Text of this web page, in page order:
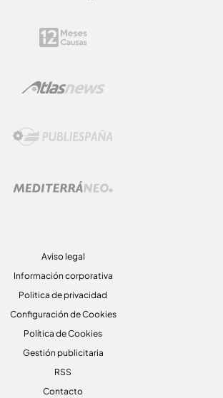
Aviso legal
Información corporativa
Politica de privacidad
Configuración de Cookies
Política de Cookies
Gestión publicitaria
RSS
Contacto